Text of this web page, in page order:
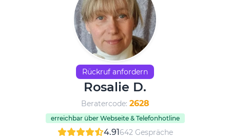
Rückruf anfordern
Rosalie D.
Beratercode: 2628
erreichbar über Webseite & Telefonhotline
4.91642 Gespräche